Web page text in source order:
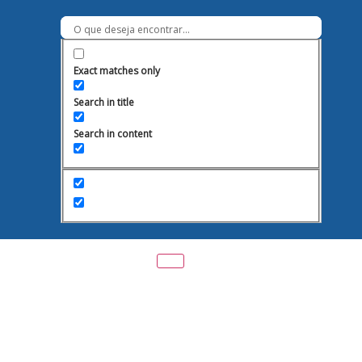
Exact matches only
Search in title
Search in content